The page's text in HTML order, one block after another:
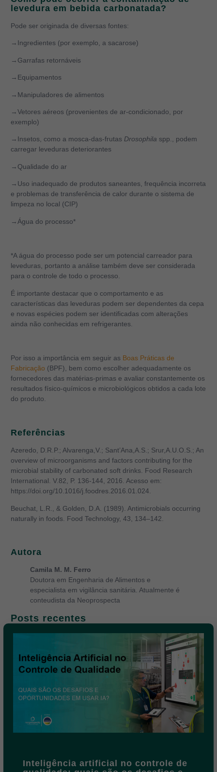
levedura em bebida carbonatada?
Pode ser originada de diversas fontes:
→Ingredientes (por exemplo, a sacarose)
→Garrafas retornáveis
→Equipamentos
→Manipuladores de alimentos
→Vetores aéreos (provenientes de ar-condicionado, por
exemplo)
→Insetos, como a mosca-das-frutasDrosophila spp., podem
carregar leveduras deteriorantes
→Qualidade do ar
→Uso inadequado de produtos saneantes, frequência incorreta
e problemas de transferência de calor durante o sistema de
limpeza no local (CIP)
→Água do processo*
*A água do processo pode ser um potencial carreador para
leveduras, portanto a análise também deve ser considerada
para o controle de todo o processo.
É importante destacar que o comportamento e as
características das leveduras podem ser dependentes da cepa
e novas espécies podem ser identificadas com alterações
ainda não conhecidas em refrigerantes.
Por isso a importância em seguir as Boas Práticas de
Fabricação (BPF), bem como escolher adequadamente os
fornecedores das matérias-primas e avaliar constantemente os
resultados físico-químicos e microbiológicos obtidos a cada lote
do produto.
Referências
Azeredo, D.R.P.; Alvarenga,V.; Sant’Ana,A.S.; Srur,A.U.O.S.; An
overview of microorganisms and factors contributing for the
microbial stability of carbonated soft drinks. Food Research
International. V.82, P. 136-144, 2016. Acesso em:
https://doi.org/10.1016/j.foodres.2016.01.024.
Beuchat, L.R., & Golden, D.A. (1989). Antimicrobials occurring
naturally in foods. Food Technology, 43, 134–142.
Autora
Camila M. M. Ferro
Doutora em Engenharia de Alimentos e
especialista em vigilância sanitária. Atualmente é
conteudista da Neoprospecta
Posts recentes
Inteligência artificial no controle de